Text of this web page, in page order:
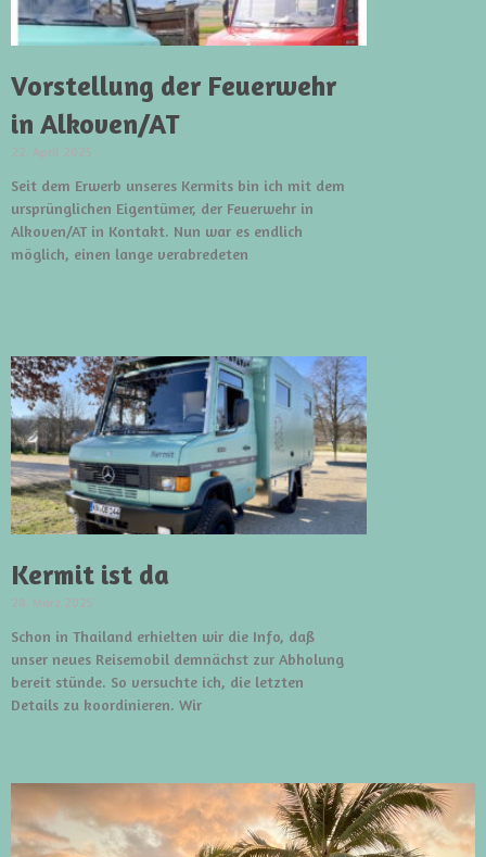
Vorstellung der Feuerwehr
in Alkoven/AT
22. April 2025
Seit dem Erwerb unseres Kermits bin ich mit dem
ursprünglichen Eigentümer, der Feuerwehr in
Alkoven/AT in Kontakt. Nun war es endlich
möglich, einen lange verabredeten
Kermit ist da
28. März 2025
Schon in Thailand erhielten wir die Info, daß
unser neues Reisemobil demnächst zur Abholung
bereit stünde. So versuchte ich, die letzten
Details zu koordinieren. Wir